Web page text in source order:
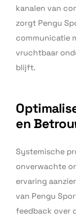
kanalen van
zorgt Pengu
communicatie
vruchtbaar
blijft.
en
Systemische
onverwachte
ervaring
van Pengu
feedback over